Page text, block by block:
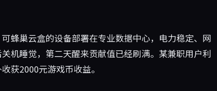
蜂巢云盒的设备部署在专业数据中心，电力稳定、网
机睡觉，第二天醒来贡献值已经刷满。某兼职用户利
获2000元游戏币收益。